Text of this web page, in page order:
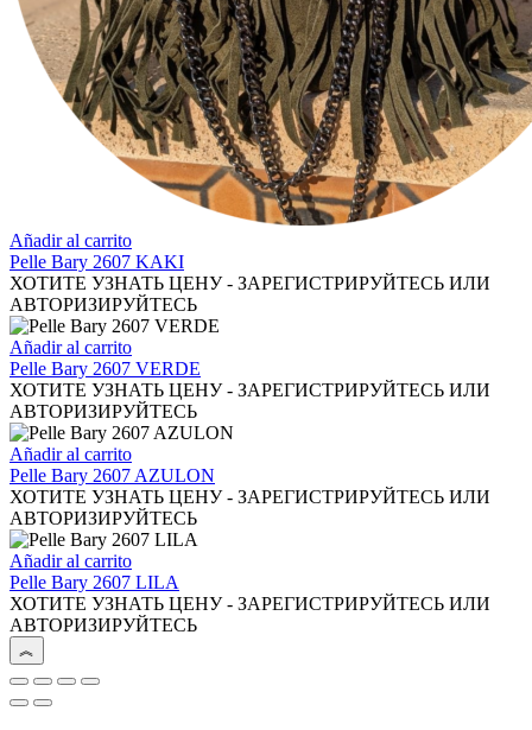
Añadir al carrito
Pelle Bary 2607 KAKI
ХОТИТЕ УЗНАТЬ ЦЕНУ - ЗАРЕГИСТРИРУЙТЕСЬ ИЛИ
АВТОРИЗИРУЙТЕСЬ
Añadir al carrito
Pelle Bary 2607 VERDE
ХОТИТЕ УЗНАТЬ ЦЕНУ - ЗАРЕГИСТРИРУЙТЕСЬ ИЛИ
АВТОРИЗИРУЙТЕСЬ
Añadir al carrito
Pelle Bary 2607 AZULON
ХОТИТЕ УЗНАТЬ ЦЕНУ - ЗАРЕГИСТРИРУЙТЕСЬ ИЛИ
АВТОРИЗИРУЙТЕСЬ
Añadir al carrito
Pelle Bary 2607 LILA
ХОТИТЕ УЗНАТЬ ЦЕНУ - ЗАРЕГИСТРИРУЙТЕСЬ ИЛИ
АВТОРИЗИРУЙТЕСЬ